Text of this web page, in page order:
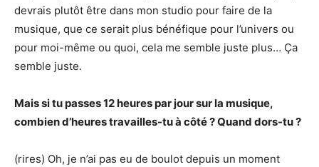
devrais plutôt être dans mon studio pour faire de la
musique, que ce serait plus bénéfique pour l’univers ou
pour moi-même ou quoi, cela me semble juste plus… Ça
semble juste.
Mais si tu passes 12 heures par jour sur la musique,
combien d’heures travailles-tu à côté ? Quand dors-tu ?
(rires) Oh, je n’ai pas eu de boulot depuis un moment